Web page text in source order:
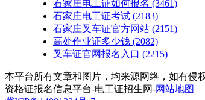
石家庄电工证如何报名 (3461)
石家庄电工证考试 (2183)
石家庄叉车证官方网站 (2151)
高处作业证多少钱 (2082)
叉车证官网报名入口 (2215)
本平台所有文章和图片，均来源网络，如有侵
资格证报名信息平台-电工证招生网-网站地图